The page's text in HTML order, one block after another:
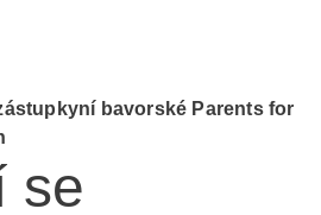
bavorské Parents for
se